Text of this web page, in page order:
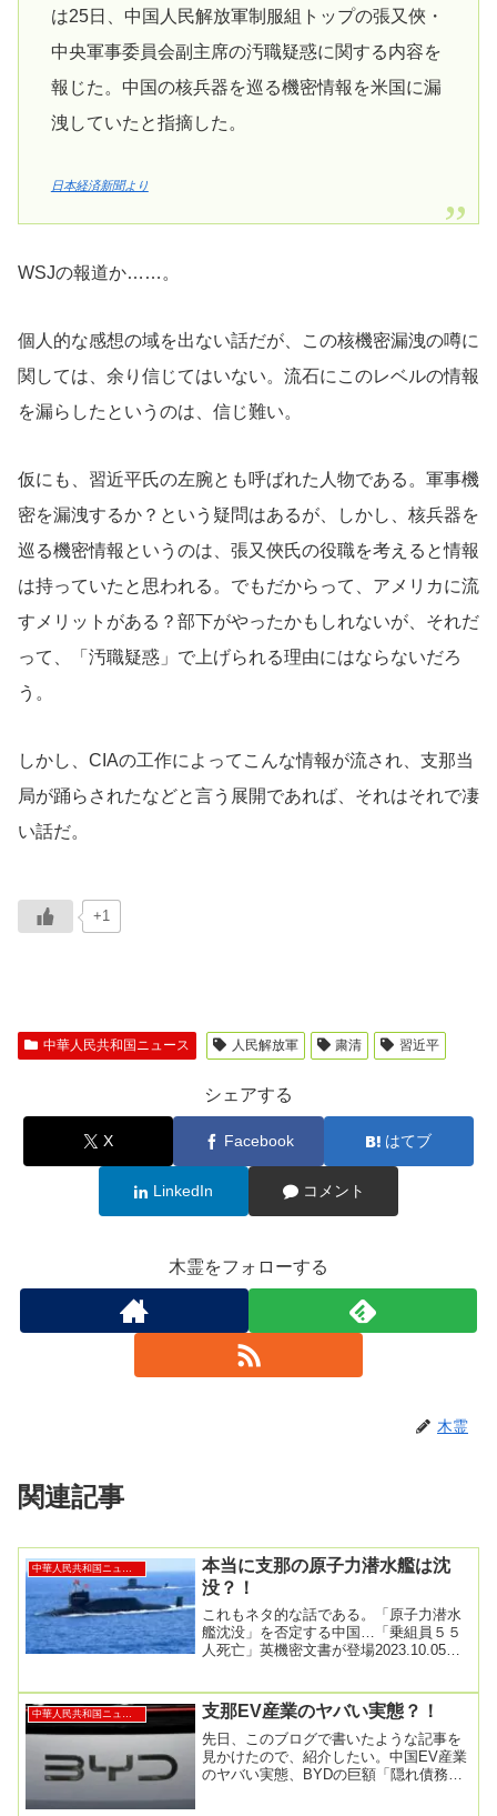
は25日、中国人民解放軍制服組トップの張又俠・
中央軍事委員会副主席の汚職疑惑に関する内容を
報じた。中国の核兵器を巡る機密情報を米国に漏
洩していたと指摘した。
日本経済新聞より
WSJの報道か……。
個人的な感想の域を出ない話だが、この核機密漏洩の噂に
関しては、余り信じてはいない。流石にこのレベルの情報
を漏らしたというのは、信じ難い。
仮にも、習近平氏の左腕とも呼ばれた人物である。軍事機
密を漏洩するか？という疑問はあるが、しかし、核兵器を
巡る機密情報というのは、張又俠氏の役職を考えると情報
は持っていたと思われる。でもだからって、アメリカに流
すメリットがある？部下がやったかもしれないが、それだ
って、「汚職疑惑」で上げられる理由にはならないだろ
う。
しかし、CIAの工作によってこんな情報が流され、支那当
局が踊らされたなどと言う展開であれば、それはそれで凄
い話だ。
+1
中華人民共和国ニュース 人民解放軍 粛清 習近平
シェアする
X Facebook はてブ
LinkedIn コメント
木霊をフォローする
木霊
関連記事
中華人民共和国ニュース
本当に支那の原子力潜水艦は沈
没？！
これもネタ的な話である。「原子力潜水
艦沈没」を否定する中国…「乗組員５５
人死亡」英機密文書が登場2023.10.05
中華人民共和国ニュース 支那EV産業のヤバい実態？！
先日、このブログで書いたような記事を
見かけたので、紹介したい。中国EV産業
のヤバい実態、BYDの巨額「隠れ債務」